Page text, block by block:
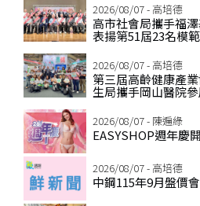
2026/08/07 - 高培德
高市社會局攜手福
表揚第51屆23名模
2026/08/07 - 高培德
第三屆高齡健康產
生局攜手岡山醫院
2026/08/07 - 陳遍綠
EASYSHOP週年慶
2026/08/07 - 高培德
中鋼115年9月盤價